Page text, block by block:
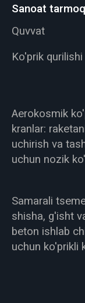
Sanoat
Quvvat
Ko'prik qurilishi
Aerokosmik
kranlar:
uchirish va
uchun nozik
Samarali
shisha, g'isht
beton ishlab
uchun ko'prikli